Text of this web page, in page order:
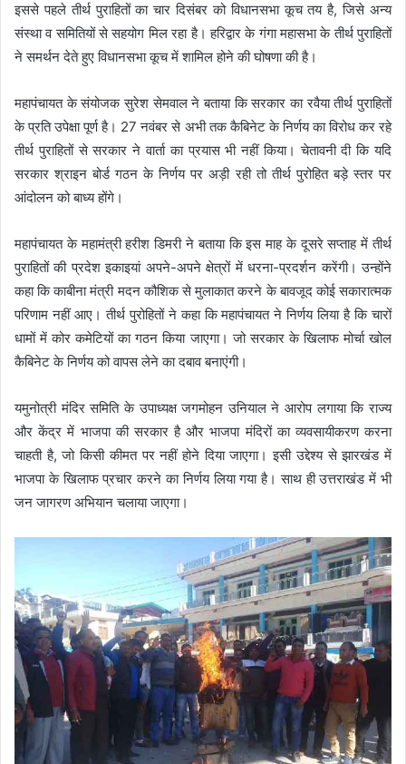
इससे पहले तीर्थ पुराहितों का चार दिसंबर को विधानसभा कूच तय है, जिसे अन्य
संस्था व समितियों से सहयोग मिल रहा है। हरिद्वार के गंगा महासभा के तीर्थ पुराहितों
ने समर्थन देते हुए विधानसभा कूच में शामिल होने की घोषणा की है।
महापंचायत के संयोजक सुरेश सेमवाल ने बताया कि सरकार का रवैया तीर्थ पुराहितों
के प्रति उपेक्षा पूर्ण है। 27 नवंबर से अभी तक कैबिनेट के निर्णय का विरोध कर रहे
तीर्थ पुराहितों से सरकार ने वार्ता का प्रयास भी नहीं किया। चेतावनी दी कि यदि
सरकार श्राइन बोर्ड गठन के निर्णय पर अड़ी रही तो तीर्थ पुरोहित बड़े स्तर पर
आंदोलन को बाध्य होंगे।
महापंचायत के महामंत्री हरीश डिमरी ने बताया कि इस माह के दूसरे सप्ताह में तीर्थ
पुराहितों की प्रदेश इकाइयां अपने-अपने क्षेत्रों में धरना-प्रदर्शन करेंगी। उन्होंने
कहा कि काबीना मंत्री मदन कौशिक से मुलाकात करने के बावजूद कोई सकारात्मक
परिणाम नहीं आए। तीर्थ पुरोहितों ने कहा कि महापंचायत ने निर्णय लिया है कि चारों
धामों में कोर कमेटियों का गठन किया जाएगा। जो सरकार के खिलाफ मोर्चा खोल
कैबिनेट के निर्णय को वापस लेने का दबाव बनाएंगी।
यमुनोत्री मंदिर समिति के उपाध्यक्ष जगमोहन उनियाल ने आरोप लगाया कि राज्य
और केंद्र में भाजपा की सरकार है और भाजपा मंदिरों का व्यवसायीकरण करना
चाहती है, जो किसी कीमत पर नहीं होने दिया जाएगा। इसी उद्देश्य से झारखंड में
भाजपा के खिलाफ प्रचार करने का निर्णय लिया गया है। साथ ही उत्तराखंड में भी
जन जागरण अभियान चलाया जाएगा।